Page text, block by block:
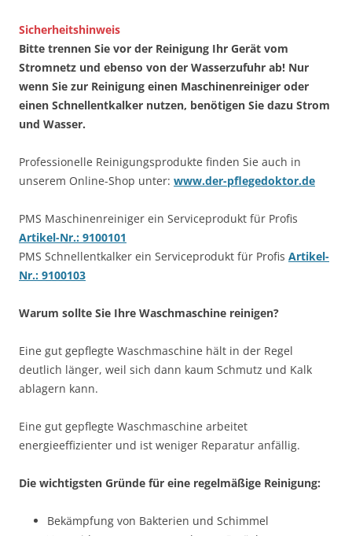
Sicherheitshinweis
Bitte trennen Sie vor der Reinigung Ihr Gerät vom
Stromnetz und ebenso von der Wasserzufuhr ab! Nur
wenn Sie zur Reinigung einen Maschinenreiniger oder
einen Schnellentkalker nutzen, benötigen Sie dazu Strom
und Wasser.
Professionelle Reinigungsprodukte finden Sie auch in
unserem Online-Shop unter: www.der-pflegedoktor.de
PMS Maschinenreiniger ein Serviceprodukt für Profis
Artikel-Nr.: 9100101
PMS Schnellentkalker ein Serviceprodukt für Profis Artikel-
Nr.: 9100103
Warum sollte Sie Ihre Waschmaschine reinigen?
Eine gut gepflegte Waschmaschine hält in der Regel
deutlich länger, weil sich dann kaum Schmutz und Kalk
ablagern kann.
Eine gut gepflegte Waschmaschine arbeitet
energieeffizienter und ist weniger Reparatur anfällig.
Die wichtigsten Gründe für eine regelmäßige Reinigung:
Bekämpfung von Bakterien und Schimmel